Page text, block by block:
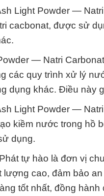
Light Powder —
cacbonat, được sử
— Natri
các quy trình xử lý
dụng khác. Điều này
Light Powder —
kiềm nước trong hồ
dụng.
tự hào là đơn vị
cao, đảm bảo
tốt nhất, đồng